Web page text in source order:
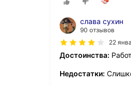
слава сухин
90 отзывов
22
Достоинства:
Недостатки: